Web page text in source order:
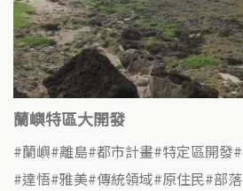
蘭嶼特區大開發
蘭嶼 離島 都市計畫 特定區開發
達悟 雅美 傳統領域 原住民 部落